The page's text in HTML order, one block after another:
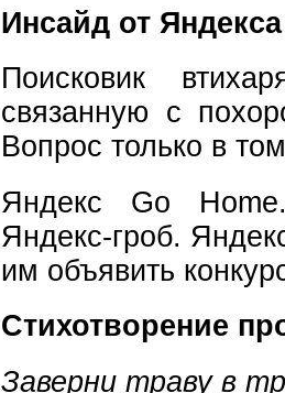
Инсайд от Яндекса
Поисковик
связанную с
Вопрос только в
Яндекс Go
Яндекс-гроб.
им объявить
Стихотворение
Заверни траву в